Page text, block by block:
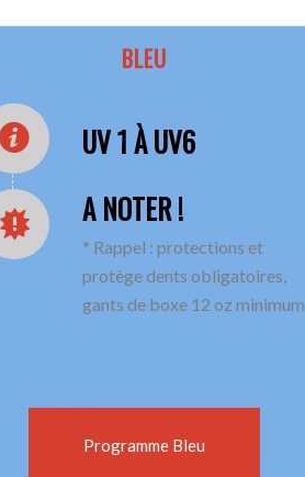
BLEU
UV 1 À UV6
A NOTER !
* Rappel : protections et
protège dents obligatoires,
gants de boxe 12 oz minimum
Programme Bleu